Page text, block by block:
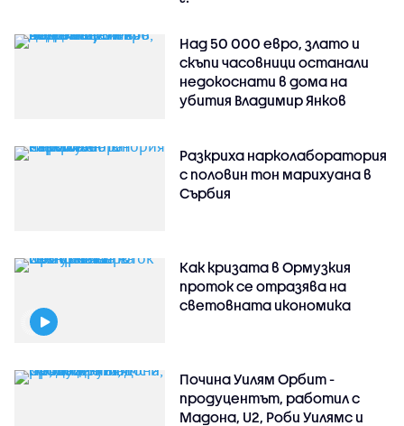
Над 50 000 евро, злато и
скъпи часовници останали
недокоснати в дома на
убития Владимир Янков
Разкриха нарколаборатория
с половин тон марихуана в
Сърбия
Как кризата в Ормузкия
проток се отразява на
световната икономика
Почина Уилям Орбит -
продуцентът, работил с
Мадона, U2, Роби Уилямс и